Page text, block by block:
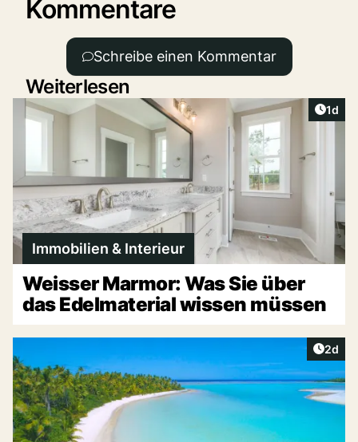
Kommentare
Schreibe einen Kommentar
Weiterlesen
1d
Immobilien & Interieur
Weisser Marmor: Was Sie über
das Edelmaterial wissen müssen
2d